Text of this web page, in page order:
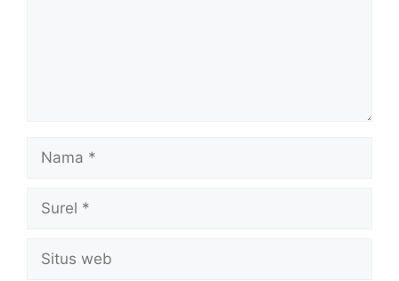
Nama
Surel
Situs
web